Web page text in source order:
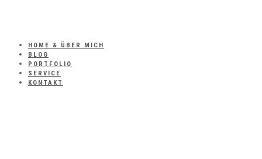
HOME & ÜBER MICH
BLOG
PORTFOLIO
SERVICE
KONTAKT